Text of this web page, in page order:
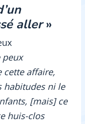
aller»
peux
cette affaire,
habitudes ni le
[mais] ce
huis-clos